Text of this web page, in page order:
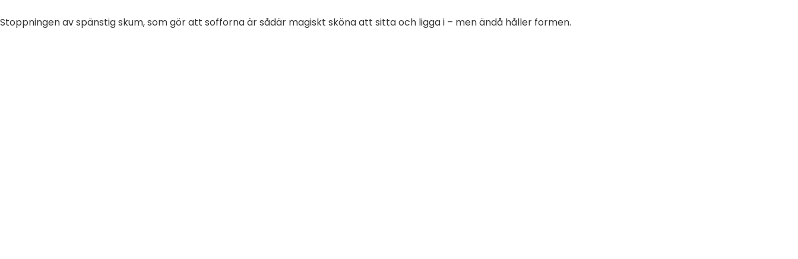
Stoppningen av spänstig skum, som gör att sofforna är sådär magiskt sköna att sitta och ligga i – men ändå håller formen.